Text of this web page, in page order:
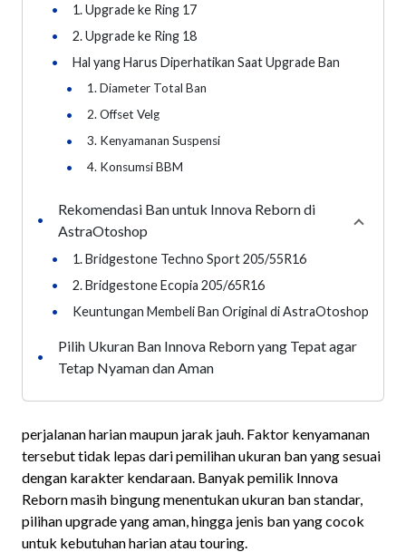
•
1. Upgrade ke Ring 17
•
2. Upgrade ke Ring 18
•
Hal yang Harus Diperhatikan Saat Upgrade Ban
•
1. Diameter Total Ban
• 2. Offset Velg
• 3. Kenyamanan Suspensi
• 4. Konsumsi BBM
•
Rekomendasi Ban untuk Innova Reborn di
AstraOtoshop
•
1. Bridgestone Techno Sport 205/55R16
•
2. Bridgestone Ecopia 205/65R16
•
Keuntungan Membeli Ban Original di AstraOtoshop
•
Pilih Ukuran Ban Innova Reborn yang Tepat agar
Tetap Nyaman dan Aman
perjalanan harian maupun jarak jauh. Faktor kenyamanan
tersebut tidak lepas dari pemilihan ukuran ban yang sesuai
dengan karakter kendaraan. Banyak pemilik Innova
Reborn masih bingung menentukan ukuran ban standar,
pilihan upgrade yang aman, hingga jenis ban yang cocok
untuk kebutuhan harian atau touring.